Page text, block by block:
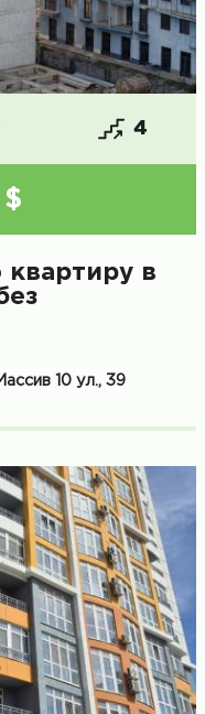
4
в
10 ул., 39